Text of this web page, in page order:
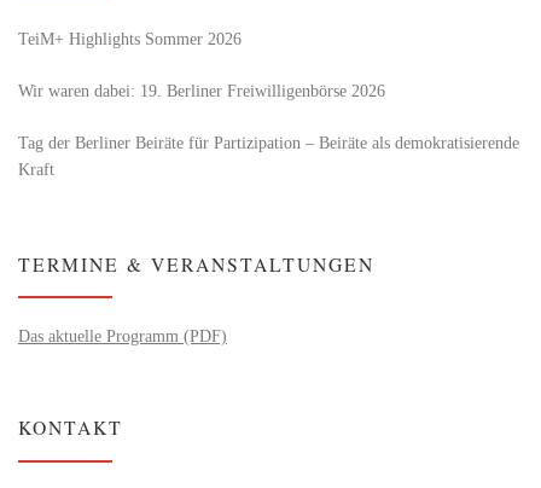
TeiM+ Highlights Sommer 2026
Wir waren dabei: 19. Berliner Freiwilligenbörse 2026
Tag der Berliner Beiräte für Partizipation – Beiräte als demokratisierende
Kraft
TERMINE & VERANSTALTUNGEN
Das aktuelle Programm (PDF)
KONTAKT